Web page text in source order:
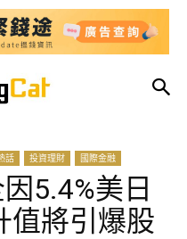
話 投資理財 國際金融
5.4%美日
值將引爆股